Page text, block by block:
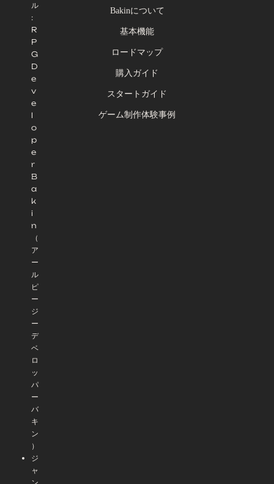
ル
:
R
P
G
D
e
v
e
l
o
p
e
r
B
a
k
i
n
（
ア
ー
ル
ピ
ー
ジ
ー
デ
ベ
ロ
ッ
パ
ー
バ
キ
ン
）
ジ
ャ
Bakinについて
基本機能
ロードマップ
購入ガイド
スタートガイド
ゲーム制作体験事例